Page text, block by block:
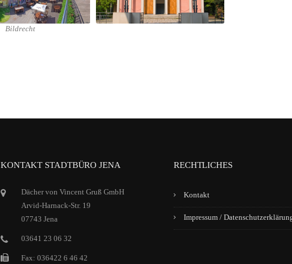
Bildrecht
KONTAKT STADTBÜRO JENA
Dächer von Vincent Gruß GmbH
Arvid-Harnack-Str. 19
07743 Jena
03641 23 06 32
Fax: 036422 6 46 42
RECHTLICHES
Kontakt
Impressum /